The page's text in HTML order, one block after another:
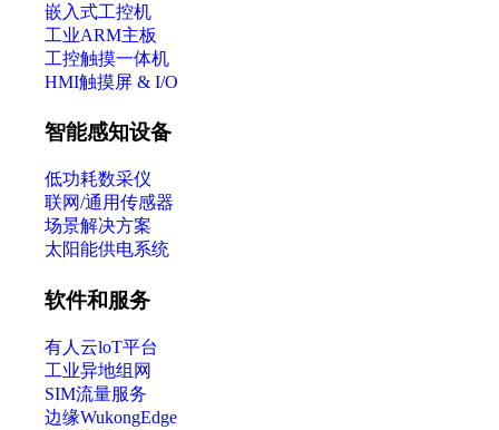
嵌入式工控机
工业ARM主板
工控触摸一体机
HMI触摸屏 & I/O
智能感知设备
低功耗数采仪
联网/通用传感器
场景解决方案
太阳能供电系统
软件和服务
有人云loT平台
工业异地组网
SIM流量服务
边缘WukongEdge